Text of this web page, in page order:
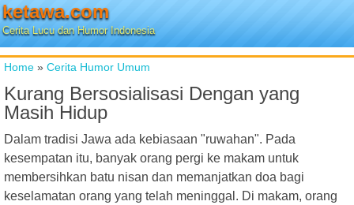
ketawa.com
Cerita Lucu dan Humor Indonesia
Home » Cerita Humor Umum
Kurang Bersosialisasi Dengan yang
Masih Hidup
Dalam tradisi Jawa ada kebiasaan "ruwahan". Pada
kesempatan itu, banyak orang pergi ke makam untuk
membersihkan batu nisan dan memanjatkan doa bagi
keselamatan orang yang telah meninggal. Di makam, orang